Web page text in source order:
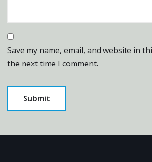
Save my name, email, and website in
the next time I comment.